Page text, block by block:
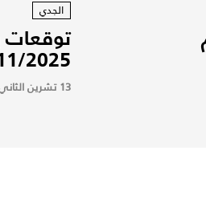
الجدي
توقعات
2025
13 تشرين الثاني 2025